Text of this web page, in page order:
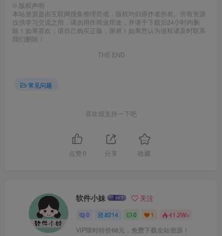
© 版权声明
本站资源是由互联网搜集整理而成，版权均归原作者所有。所有资源
仅供学习交流之用，请勿用作商业用途，并请于下载后24小时内删
除！如果喜欢，请自己购买正版，谢谢！如果您认为侵权请及时联系
我们删除！
THE END
常见问题
喜欢就支持一下吧
点赞 0 分享 收藏
软件小妹 关注
0 8214 0 1 41.2W+
VIP限时特价66元，免费下载全站资源！